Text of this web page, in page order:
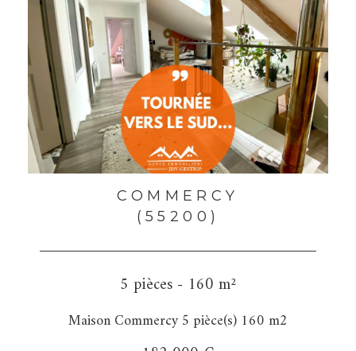
COMMERCY
(55200)
5 pièces - 160 m²
Maison Commercy 5 pièce(s) 160 m2